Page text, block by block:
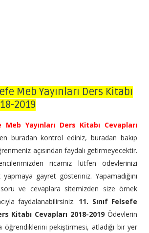
Meb Yayınları Ders Kitabı
2019
Meb Yayınları Ders Kitabı Cevapları
buradan kontrol ediniz, buradan bakıp
açısından faydalı getirmeyecektir.
ricamız lütfen ödevlerinizi
gayret gösteriniz. Yapamadığını
soru ve cevaplara sitemizden size örnek
faydalanabilirsiniz. 11. Sınıf Felsefe
Kitabı Cevapları 2018-2019 Ödevlerin
öğrendiklerini pekiştirmesi, atladığı bir yer